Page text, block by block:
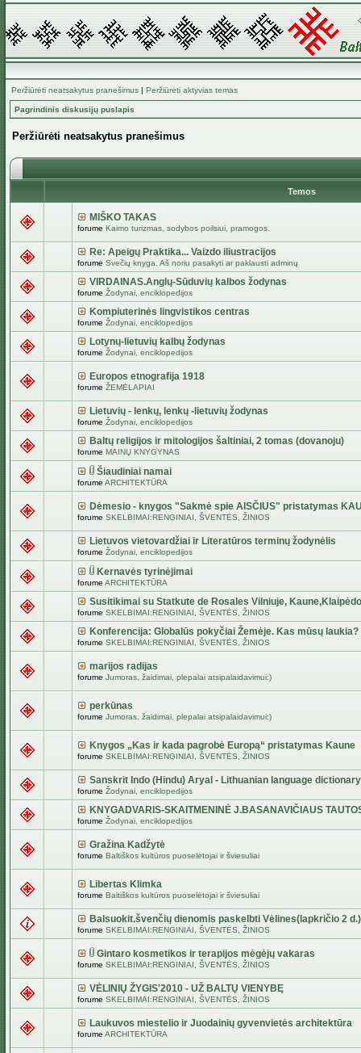
Peržiūrėti neatsakytus pranešimus | Peržiūrėti aktyvias temas
Pagrindinis diskusijų puslapis
Peržiūrėti neatsakytus pranešimus
Temos
MIŠKO TAKAS
forume Kaimo turizmas, sodybos poilsiui, pramogos.
Re: Apeigų Praktika... Vaizdo iliustracijos
forume Svečių knyga. Aš noriu pasakyti ar paklausti adminų
VIRDAINAS.Anglų-Sūduvių kalbos žodynas
forume Žodynai, enciklopedijos
Kompiuterinės lingvistikos centras
forume Žodynai, enciklopedijos
Lotynų-lietuvių kalbų žodynas
forume Žodynai, enciklopedijos
Europos etnografija 1918
forume ŽEMĖLAPIAI
Lietuvių - lenkų, lenkų -lietuvių žodynas
forume Žodynai, enciklopedijos
Baltų religijos ir mitologijos šaltiniai, 2 tomas (dovanoju)
forume MAINŲ KNYGYNAS
Šiaudiniai namai
forume ARCHITEKTŪRA
Dėmesio - knygos "Sakmė spie AISČIUS" pristatymas
forume SKELBIMAI:RENGINIAI, ŠVENTĖS, ŽINIOS
Lietuvos vietovardžiai ir Literatūros terminų žodynėlis
forume Žodynai, enciklopedijos
Kernavės tyrinėjimai
forume ARCHITEKTŪRA
Susitikimai su Statkute de Rosales Vilniuje,
forume SKELBIMAI:RENGINIAI, ŠVENTĖS, ŽINIOS
Konferencija: Globalūs pokyčiai Žemėje. Kas mūsų laukia?
forume SKELBIMAI:RENGINIAI, ŠVENTĖS, ŽINIOS
marijos radijas
forume Jumoras, žaidimai, plepalai atsipalaidavimui:)
perkūnas
forume Jumoras, žaidimai, plepalai atsipalaidavimui:)
Knygos „Kas ir kada pagrobė Europą“ pristatymas Kaune
forume SKELBIMAI:RENGINIAI, ŠVENTĖS, ŽINIOS
Sanskrit Indo (Hindu) Aryal - Lithuanian language dictionary
forume Žodynai, enciklopedijos
KNYGADVARIS-SKAITMENINĖ J.BASANAVIČIAUS
forume Žodynai, enciklopedijos
Gražina Kadžytė
forume Baltiškos kultūros puoselėtojai ir šviesuliai
Libertas Klimka
forume Baltiškos kultūros puoselėtojai ir šviesuliai
Balsuokit.švenčių dienomis paskelbti Vėlines(lapkričio 2 d.)
forume SKELBIMAI:RENGINIAI, ŠVENTĖS, ŽINIOS
Gintaro kosmetikos ir terapijos mėgėjų vakaras
forume SKELBIMAI:RENGINIAI, ŠVENTĖS, ŽINIOS
VĖLINIŲ ŽYGIS'2010 - UŽ BALTŲ VIENYBĘ
forume SKELBIMAI:RENGINIAI, ŠVENTĖS, ŽINIOS
Laukuvos miestelio ir Juodainių gyvenvietės architektūra
forume ARCHITEKTŪRA